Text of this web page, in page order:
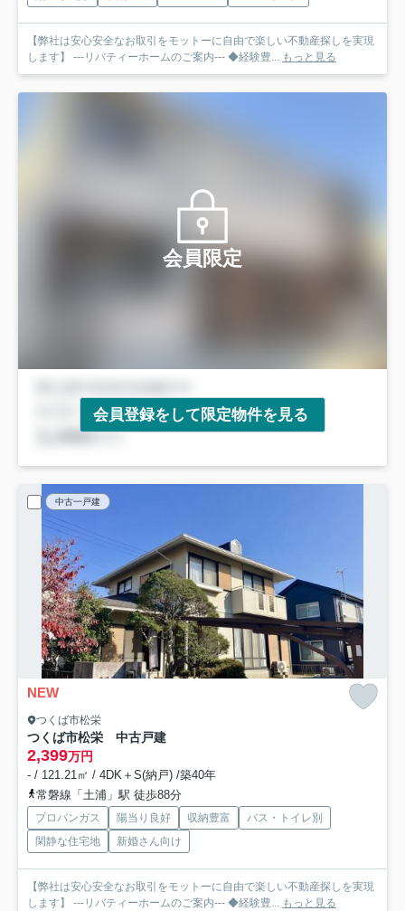
【弊社は安心安全なお取引をモットーに自由で楽しい不動産探しを実現
します】 ---リバティーホームのご案内--- ◆経験豊... もっと見る
会員限定
会員登録をして限定物件を見る
中古一戸建
NEW
つくば市松栄
つくば市松栄 中古戸建
2,399万円
- / 121.21㎡ / 4DK＋S(納戸) /築40年
常磐線「土浦」駅 徒歩88分
プロパンガス 陽当り良好 収納豊富
バス・トイレ別
閑静な住宅地
新婚さん向け
【弊社は安心安全なお取引をモットーに自由で楽しい不動産探しを実現
します】 ---リバティーホームのご案内--- ◆経験豊... もっと見る